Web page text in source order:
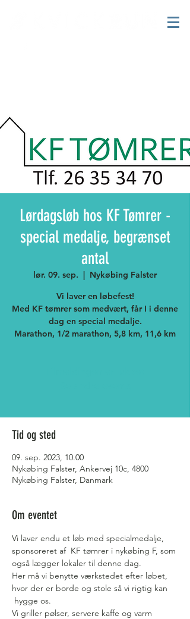
Lørdagsløb hos KF Tømrer -
special medalje, begrænset
antal
lør. 09. sep.
  |
Nykøbing Falster
Vi laver en løbefest!
Med KF tømrer som medvært, får I i denne
dag en special medalje.
Marathon, 1/2 marathon, 5,8 km, 11,6 km
Tid og sted
09. sep. 2023, 10.00
Nykøbing Falster, Ankervej 10c, 4800
Nykøbing Falster, Danmark
Om eventet
Vi laver endu et løb med specialmedalje,
sponsoreret af  KF tømrer i nykøbing F, som
også lægger lokaler til denne dag.
Her må vi benytte værkstedet efter løbet,
hvor der er borde og stole så vi rigtig kan
hygge os.
Vi griller pølser, servere kaffe og varm